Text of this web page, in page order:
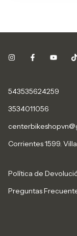
543535624259
3534011056
Corrientes 1599.
Política de
Preguntas